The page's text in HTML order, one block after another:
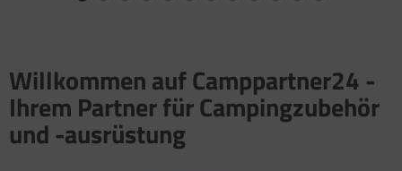
Willkommen auf Camppartner24 -
Ihrem Partner für Campingzubehör
und -ausrüstung